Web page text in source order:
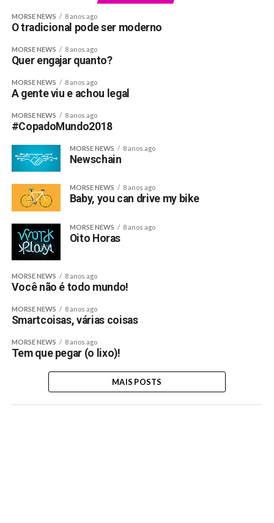
MORSE NEWS 8 anos ago
O tradicional pode ser moderno
MORSE NEWS 8 anos ago
Quer engajar quanto?
MORSE NEWS 8 anos ago
A gente viu e achou legal
MORSE NEWS 8 anos ago
#CopadoMundo2018
MORSE NEWS 8 anos ago
Newschain
MORSE NEWS 8 anos ago
Baby, you can drive my bike
MORSE NEWS 8 anos ago
Oito Horas
MORSE NEWS 8 anos ago
Você não é todo mundo!
MORSE NEWS 8 anos ago
Smartcoisas, várias coisas
MORSE NEWS 8 anos ago
Tem que pegar (o lixo)!
MAIS POSTS